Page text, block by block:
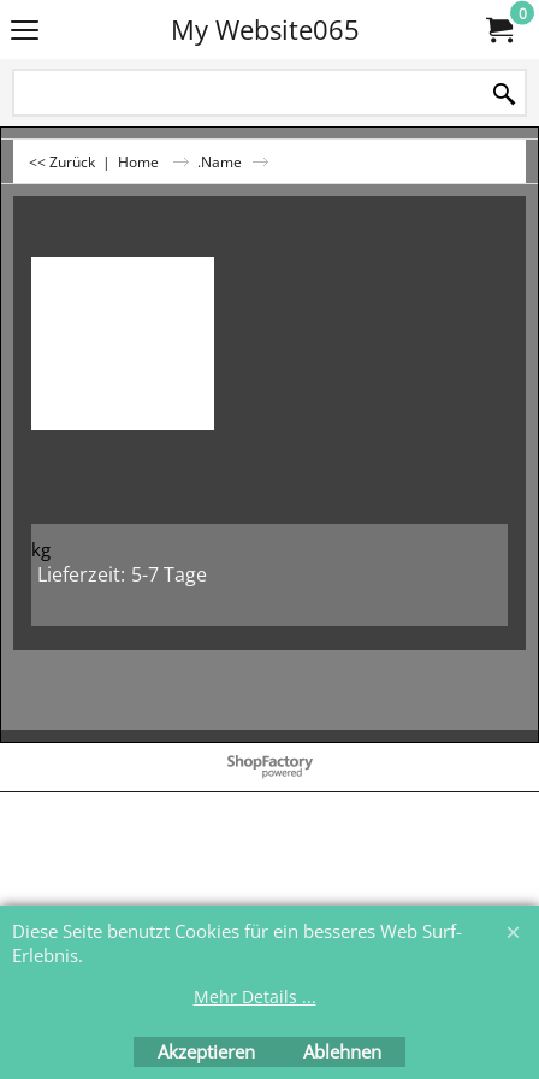
My Website065 0
<< Zurück | Home .Name
kg
Lieferzeit: 5-7 Tage
WebShop erstellt mit
ShopFactory Shop
Diese Seite benutzt Cookies für ein besseres Web Surf-
Erlebnis.
Mehr Details ...
Akzeptieren Ablehnen